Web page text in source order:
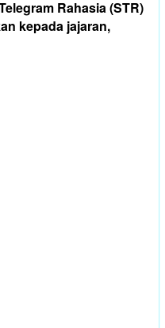
Rahasia (STR)
kepada jajaran,